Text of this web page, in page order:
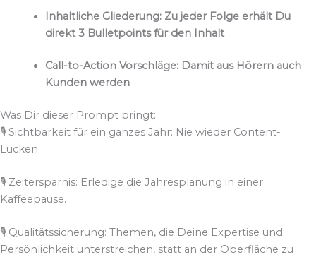
Inhaltliche Gliederung: Zu jeder Folge erhält Du
direkt 3 Bulletpoints für den Inhalt
Call-to-Action Vorschläge: Damit aus Hörern auch
Kunden werden
Was Dir dieser Prompt bringt:
🎙️ Sichtbarkeit für ein ganzes Jahr: Nie wieder Content-
Lücken.
🎙️ Zeitersparnis: Erledige die Jahresplanung in einer
Kaffeepause.
🎙️ Qualitätssicherung: Themen, die Deine Expertise und
Persönlichkeit unterstreichen, statt an der Oberfläche zu